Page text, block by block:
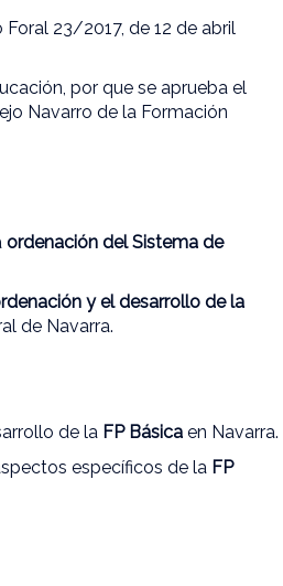
23/2017, de 12 de abril
por que se aprueba el
Navarro de la Formación
ordenación del Sistema de
y el desarrollo de la
de Navarra.
de la FP Básica en Navarra.
específicos de la FP